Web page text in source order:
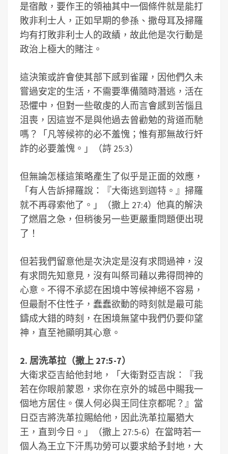
是宿敵，要作王的領袖其中一個條件就是能打
敗非利士人，正如早期的參孫、撒母耳及掃羅
均有打敗非利士人的政績，故此他是次行動是
政治上極大的賭注。
這決策或許會使其部下感到雀躍，因他們久未
嘗過安定的生活，不需要準備隨時潛逃，活在
恐懼中，但對一些敬虔的人而言會感到苦惱且
沮喪，因這豈不是與他過去曾勸勉的背道而馳
嗎？「凡等候祢的必不羞愧；惟有那無故行奸
詐的必要羞愧。」（詩 25:3）
但無論怎樣這策略產生了似乎是正面的效應，
「有人告訴掃羅說：『大衛逃到迦特。』掃羅
就不再尋索他了。」（撒上 27:4）他真的解決
了燃眉之急，但稍後另一些更嚴重問題便出現
了！
但若我們留意他是次決定是沒有求問過神，沒
有求問先知意見，沒有叫祭司藉以弗得問神的
心意。不得不承認在困境中等候神絕不容易，
但最耐不住性子，蠢蠢欲動的時刻就是最可能
鑄成大錯的時刻，在困境無望中我們仍要仰望
神，直至祂顯明其心意。
2. 居洗革拉（撒上 27:5-7）
大衛求亞吉給他封地，「大衛對亞吉說：『我
若在你眼前蒙恩，求你在京外的城邑中賜我一
個地方居住。僕人何必與王同住京都呢？』當
日亞吉將洗革拉賜給他，因此洗革拉屬猶大
王，直到今日。」（撒上 27:5-6）在當時若一
個人為王立下汗馬功勞可以要求給予封地，大